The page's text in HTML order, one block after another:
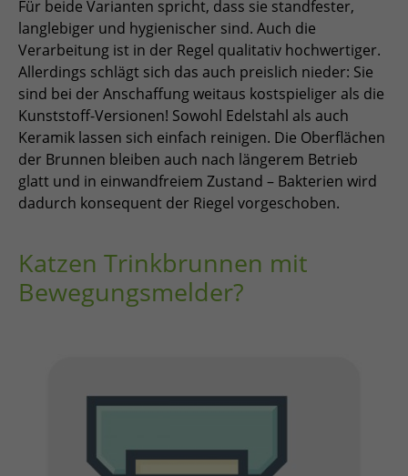
Für beide Varianten spricht, dass sie standfester,
langlebiger und hygienischer sind. Auch die
Verarbeitung ist in der Regel qualitativ hochwertiger.
Allerdings schlägt sich das auch preislich nieder: Sie
sind bei der Anschaffung weitaus kostspieliger als die
Kunststoff-Versionen! Sowohl Edelstahl als auch
Keramik lassen sich einfach reinigen. Die Oberflächen
der Brunnen bleiben auch nach längerem Betrieb
glatt und in einwandfreiem Zustand – Bakterien wird
dadurch konsequent der Riegel vorgeschoben.
Katzen Trinkbrunnen mit
Bewegungsmelder?